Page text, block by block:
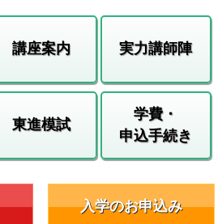
講座案内 実力講師陣
東進模試
学費・
申込手続き
入学のお申込み